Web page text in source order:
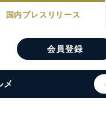
国内プレスリリース
会員登録
メ